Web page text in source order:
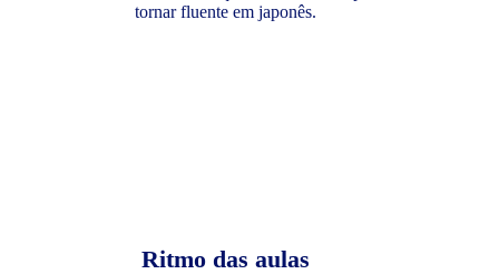
tornar fluente em japonês.
Ritmo das aulas